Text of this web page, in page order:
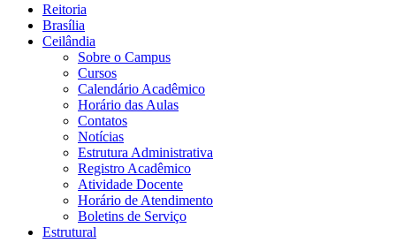
Reitoria
Brasília
Ceilândia
Sobre o Campus
Cursos
Calendário Acadêmico
Horário das Aulas
Contatos
Notícias
Estrutura Administrativa
Registro Acadêmico
Atividade Docente
Horário de Atendimento
Boletins de Serviço
Estrutural